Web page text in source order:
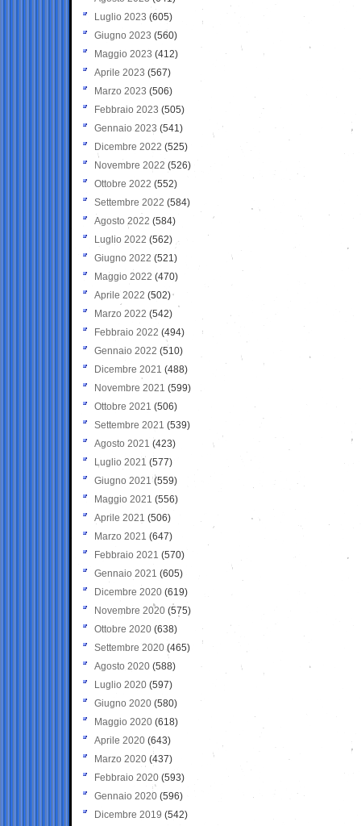
Luglio 2023 (605)
Giugno 2023 (560)
Maggio 2023 (412)
Aprile 2023 (567)
Marzo 2023 (506)
Febbraio 2023 (505)
Gennaio 2023 (541)
Dicembre 2022 (525)
Novembre 2022 (526)
Ottobre 2022 (552)
Settembre 2022 (584)
Agosto 2022 (584)
Luglio 2022 (562)
Giugno 2022 (521)
Maggio 2022 (470)
Aprile 2022 (502)
Marzo 2022 (542)
Febbraio 2022 (494)
Gennaio 2022 (510)
Dicembre 2021 (488)
Novembre 2021 (599)
Ottobre 2021 (506)
Settembre 2021 (539)
Agosto 2021 (423)
Luglio 2021 (577)
Giugno 2021(559)
Maggio 2021 (556)
Aprile 2021 (506)
Marzo 2021 (647)
Febbraio 2021 (570)
Gennaio 2021 (605)
Dicembre 2020 (619)
Novembre 2020 (575)
Ottobre 2020 (638)
Settembre 2020(465)
Agosto 2020 (588)
Luglio 2020 (597)
Giugno 2020 (580)
Maggio 2020 (618)
Aprile 2020 (643)
Marzo 2020 (437)
Febbraio 2020 (593)
Gennaio 2020 (596)
Dicembre 2019 (542)